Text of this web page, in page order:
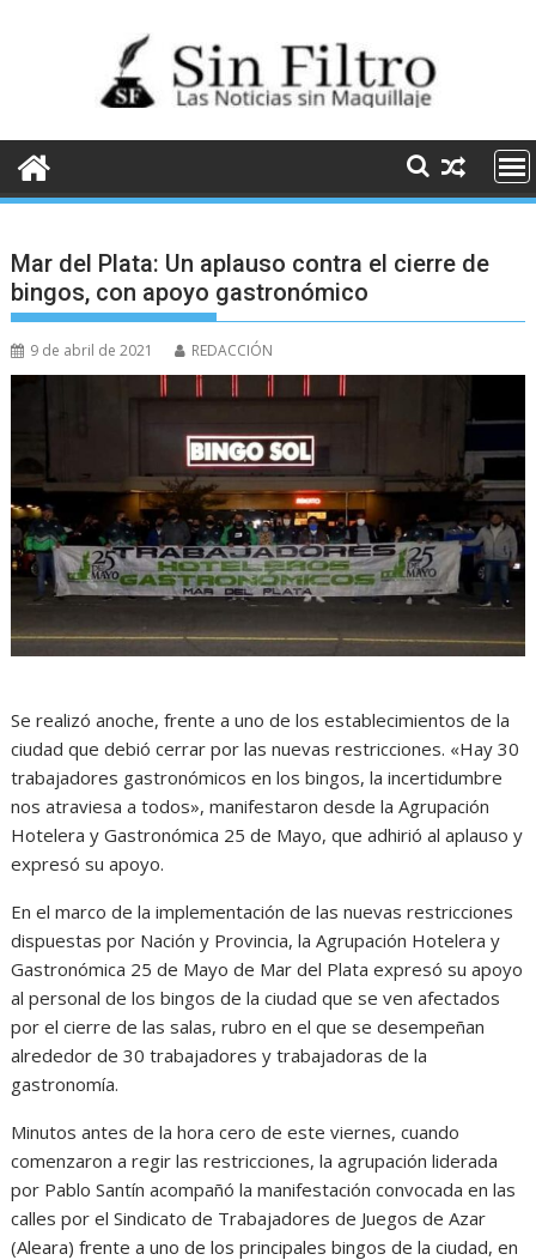
Mar del Plata: Un aplauso contra el cierre de
bingos, con apoyo gastronómico
9 de abril de 2021 REDACCIÓN
Se realizó anoche, frente a uno de los establecimientos de la
ciudad que debió cerrar por las nuevas restricciones. «Hay 30
trabajadores gastronómicos en los bingos, la incertidumbre
nos atraviesa a todos», manifestaron desde la Agrupación
Hotelera y Gastronómica 25 de Mayo, que adhirió al aplauso y
expresó su apoyo.
En el marco de la implementación de las nuevas restricciones
dispuestas por Nación y Provincia, la Agrupación Hotelera y
Gastronómica 25 de Mayo de Mar del Plata expresó su apoyo
al personal de los bingos de la ciudad que se ven afectados
por el cierre de las salas, rubro en el que se desempeñan
alrededor de 30 trabajadores y trabajadoras de la
gastronomía.
Minutos antes de la hora cero de este viernes, cuando
comenzaron a regir las restricciones, la agrupación liderada
por Pablo Santín acompañó la manifestación convocada en las
calles por el Sindicato de Trabajadores de Juegos de Azar
(Aleara) frente a uno de los principales bingos de la ciudad, en